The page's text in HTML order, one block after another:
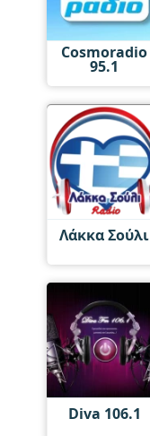
Cosmoradio
95.1
Λάκκα Σούλι
Diva 106.1